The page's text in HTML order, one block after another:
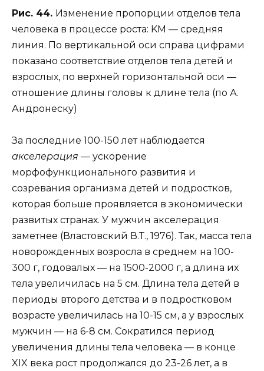
Рис. 44. Изменение пропорции отделов тела
человека в процессе роста: KM — средняя
линия. По вертикальной оси справа цифрами
показано соответствие отделов тела детей и
взрослых, по верхней горизонтальной оси —
отношение длины головы к длине тела (по А.
Андронеску)
За последние 100-150 лет наблюдается
акселерация — ускорение
морфофункционального развития и
созревания организма детей и подростков,
которая больше проявляется в экономически
развитых странах. У мужчин акселерация
заметнее (Властовский В.Т., 1976). Так, масса тела
новорожденных возросла в среднем на 100-
300 г, годовалых — на 1500-2000 г, а длина их
тела увеличилась на 5 см. Длина тела детей в
периоды второго детства и в подростковом
возрасте увеличилась на 10-15 см, а у взрослых
мужчин — на 6-8 см. Сократился период
увеличения длины тела человека — в конце
XIX века рост продолжался до 23-26 лет, а в